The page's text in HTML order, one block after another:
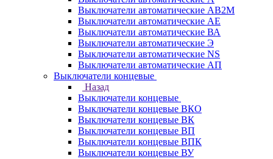
Выключатели автоматические АВ2М
Выключатели автоматические АЕ
Выключатели автоматические ВА
Выключатели автоматические Э
Выключатели автоматические NS
Выключатели автоматические АП
Выключатели концевые
Назад
Выключатели концевые
Выключатели концевые ВКО
Выключатели концевые ВК
Выключатели концевые ВП
Выключатели концевые ВПК
Выключатели концевые ВУ